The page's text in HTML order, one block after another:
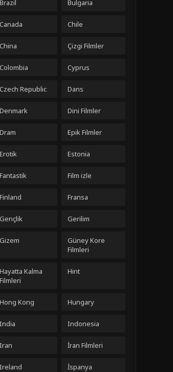
Brazil Bulgaria
Canada Chile
China Çizgi Filmler
Colombia Cyprus
Czech Republic Dans
Denmark Dini Filmler
Dram Epik Filmler
Erotik Estonia
Fantastik Film izle
Finland Fransa
Gençlik Gerilim
Gizem
Güney Kore
Filmleri
Hayatta Kalma
Filmleri
Hint
Hong Kong Hungary
India Indonesia
Iran İran Filmleri
Ireland İspanya